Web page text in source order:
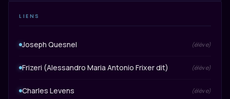
LIENS
Joseph Quesnel (élève)
Frizeri (Alessandro Maria Antonio Frixer dit) (élève)
Charles Levens (élève)